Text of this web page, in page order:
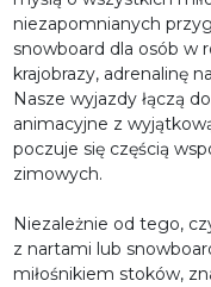
niezapomnianych
snowboard dla osób w
krajobrazy, adrenalinę
Nasze wyjazdy łączą
animacyjne z
poczuje się częścią
zimowych.
Niezależnie od tego,
z nartami lub
miłośnikiem stoków,